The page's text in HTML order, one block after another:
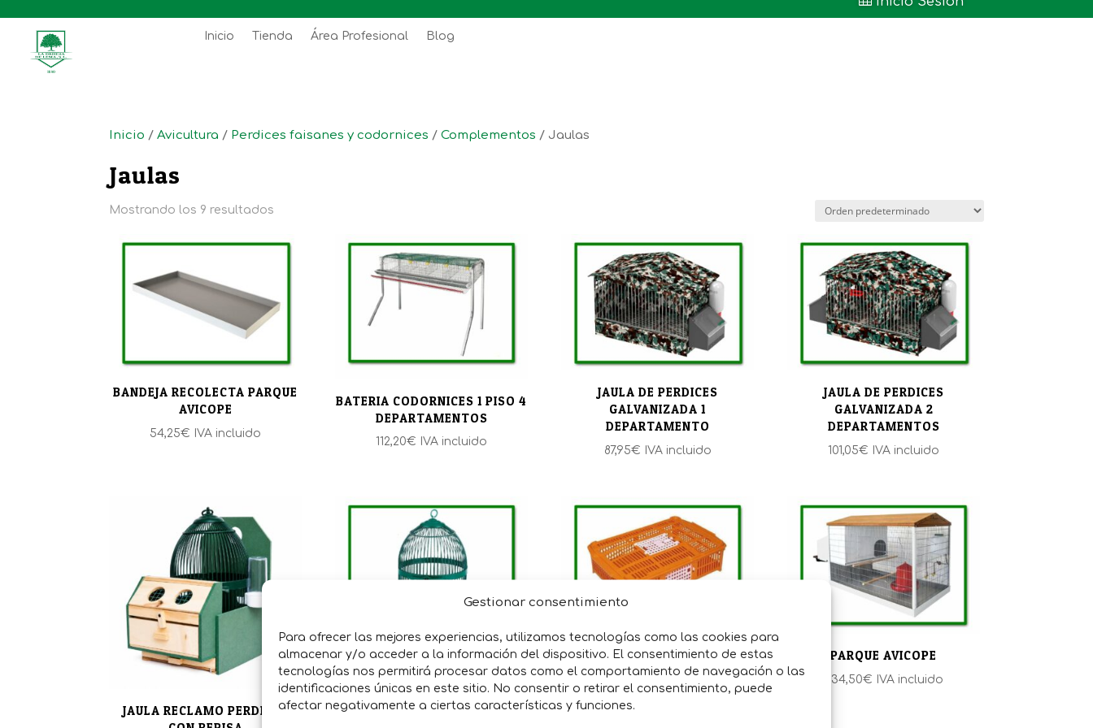
Gestionar consentimiento
Para ofrecer las mejores experiencias, utilizamos tecnologías como las cookies para
almacenar y/o acceder a la información del dispositivo. El consentimiento de estas
tecnologías nos permitirá procesar datos como el comportamiento de navegación o las
identificaciones únicas en este sitio. No consentir o retirar el consentimiento, puede
afectar negativamente a ciertas características y funciones.
Inicio Tienda Área Profesional Blog
Inicio /Avicultura / Perdices faisanes y codornices /Complementos / Jaulas
Jaulas
Mostrando los 9 resultados
BANDEJA RECOLECTA PARQUE
AVICOPE
54,25€ IVA incluido
BATERIA CODORNICES 1 PISO 4
DEPARTAMENTOS
112,20€ IVA incluido
JAULA DE PERDICES
GALVANIZADA 1
DEPARTAMENTO
87,95€ IVA incluido
JAULA DE PERDICES
GALVANIZADA 2
DEPARTAMENTOS
101,05€ IVA incluido
JAULA RECLAMO PERDICES
JAULA RECLAMO PERDICES SIN
REPISA
30,50€ IVA incluido
JAULA TRANSPORTE PARA
PERDICES
43,45€ IVA incluido
PARQUE AVICOPE
334,50€ IVA incluido